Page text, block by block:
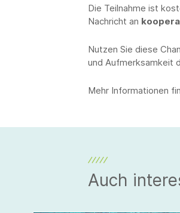
Die Teilnahme ist
Nachricht an
Nutzen Sie diese
und Aufmerksamkeit
Mehr Informationen
Auch